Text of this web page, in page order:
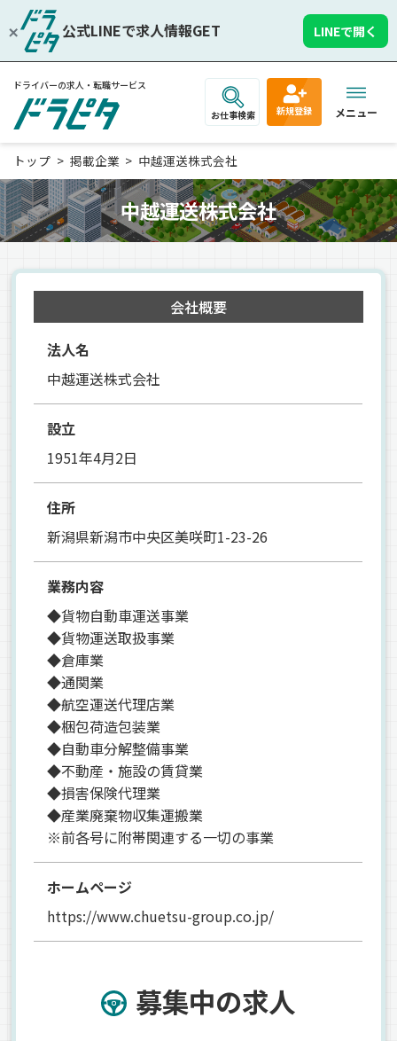
公式LINEで求人情報GET LINEで開く
ドライバーの求人・転職サービス
お仕事検索 新規登録 メニュー
トップ 掲載企業 中越運送株式会社
中越運送株式会社
会社概要
法人名
中越運送株式会社
設立
1951年4月2日
住所
新潟県新潟市中央区美咲町1-23-26
業務内容
◆貨物自動車運送事業
◆貨物運送取扱事業
◆倉庫業
◆通関業
◆航空運送代理店業
◆梱包荷造包装業
◆自動車分解整備事業
◆不動産・施設の賃貸業
◆損害保険代理業
◆産業廃棄物収集運搬業
※前各号に附帯関連する一切の事業
ホームページ
https://www.chuetsu-group.co.jp/
募集中の求人